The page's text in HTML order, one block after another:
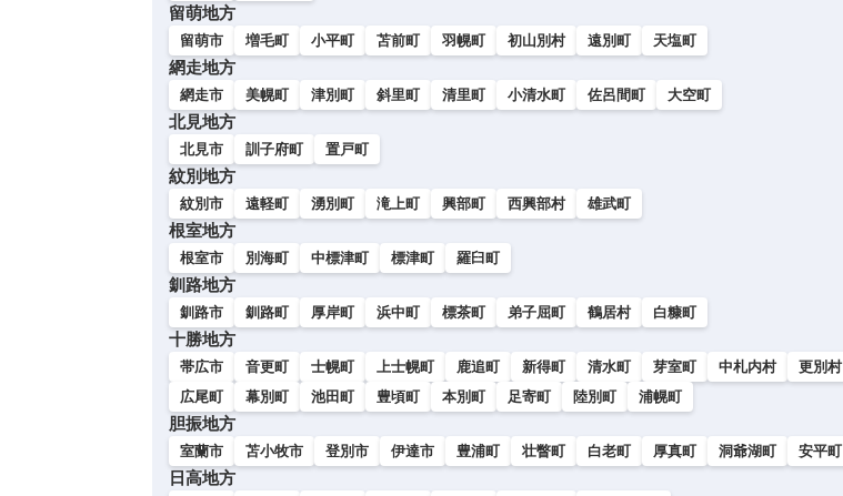
留萌地方
留萌市 増毛町 小平町 苫前町 羽幌町 初山別村 遠別町 天塩町
網走地方
網走市 美幌町 津別町 斜里町 清里町 小清水町 佐呂間町 大空町
北見地方
北見市 訓子府町 置戸町
紋別地方
紋別市 遠軽町 湧別町 滝上町 興部町 西興部村 雄武町
根室地方
根室市 別海町 中標津町 標津町 羅臼町
釧路地方
釧路市 釧路町 厚岸町 浜中町 標茶町 弟子屈町 鶴居村 白糠町
十勝地方
帯広市 音更町 士幌町 上士幌町 鹿追町 新得町 清水町 芽室町 中札内村 更別村
広尾町
幕別町 池田町 豊頃町 本別町 足寄町 陸別町 浦幌町
胆振地方
室蘭市 苫小牧市 登別市 伊達市 豊浦町 壮瞥町 白老町 厚真町 洞爺湖町 安平町
日高地方